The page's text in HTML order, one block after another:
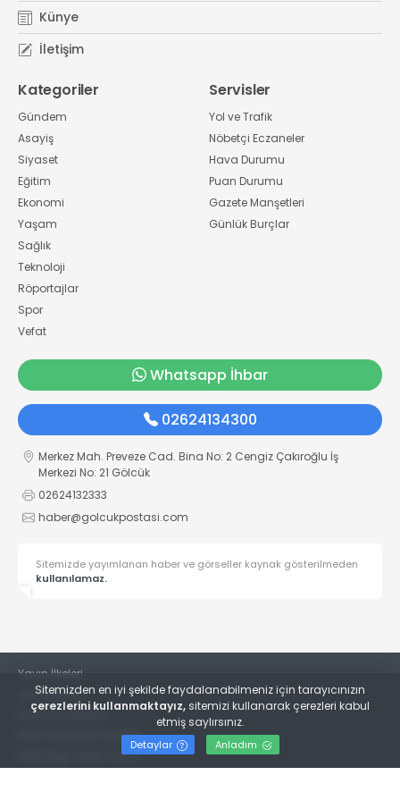
Künye
İletişim
Kategoriler
Gündem
Asayiş
Siyaset
Eğitim
Ekonomi
Yaşam
Sağlık
Teknoloji
Röportajlar
Spor
Vefat
Servisler
Yol ve Trafik
Nöbetçi Eczaneler
Hava Durumu
Puan Durumu
Gazete Manşetleri
Günlük Burçlar
Whatsapp İhbar
02624134300
Merkez Mah. Preveze Cad. Bina No: 2 Cengiz Çakıroğlu İş
Merkezi No: 21 Gölcük
02624132333
haber@golcukpostasi.com
Sitemizde yayımlanan haber ve görseller kaynak gösterilmeden
kullanılamaz.
Yayın İlkeleri
Veri Politikası
Kullanım Şartları
KVKK Aydınlatma Metni
KVKK Bilgi Talep Formu
Sitemizden en iyi şekilde faydalanabilmeniz için tarayıcınızın
çerezlerini kullanmaktayız, sitemizi kullanarak çerezleri kabul
etmiş saylırsınız.
Detaylar Anladım